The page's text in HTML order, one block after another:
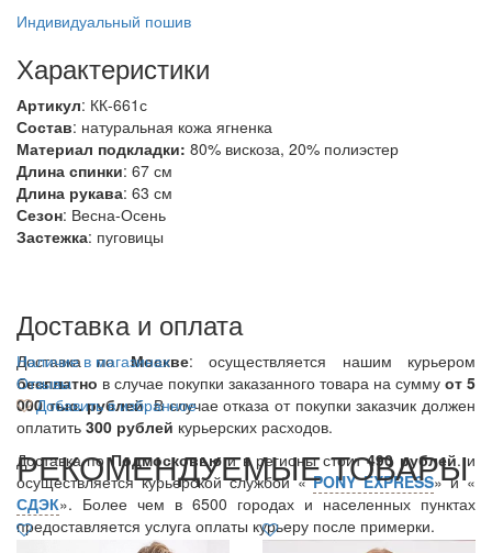
Индивидуальный пошив
Характеристики
Артикул: КК-661с
Состав: натуральная кожа ягненка
Материал подкладки: 80% вискоза, 20% полиэстер
Длина спинки: 67 см
Длина рукава: 63 см
Сезон: Весна-Осень
Застежка: пуговицы
Доставка и оплата
Доставка поМоскве: осуществляется нашим курьером
бесплатно в случае покупки заказанного товара на сумму от 5
000 тыс. рублей. В случае отказа от покупки заказчик должен
оплатить 300 рублей курьерских расходов.
Доставка поПодмосковьюи в регионы стоит490 рублей. и
осуществляется курьерской службой «PONY EXPRESS» и «
СДЭК». Более чем в 6500 городах и населенных пунктах
предоставляется услуга оплаты курьеру после примерки.
Наличие в магазинах
Отзывы
Добавить в избранное
РЕКОМЕНДУЕМЫЕ ТОВАРЫ